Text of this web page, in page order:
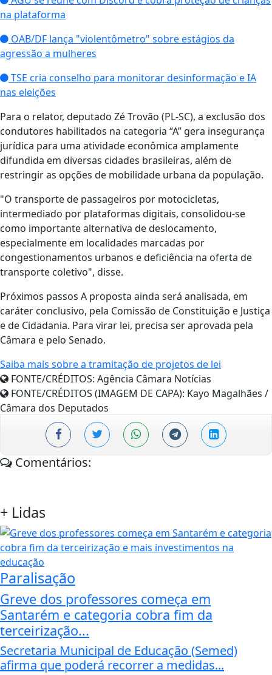
na plataforma
OAB/DF lança "violentômetro" sobre estágios da
agressão a mulheres
TSE cria conselho para monitorar desinformação e IA
nas eleições
Para o relator, deputado Zé Trovão (PL-SC), a exclusão dos
condutores habilitados na categoria “A” gera insegurança
jurídica para uma atividade econômica amplamente
difundida em diversas cidades brasileiras, além de
restringir as opções de mobilidade urbana da população.
"O transporte de passageiros por motocicletas,
intermediado por plataformas digitais, consolidou-se
como importante alternativa de deslocamento,
especialmente em localidades marcadas por
congestionamentos urbanos e deficiência na oferta de
transporte coletivo", disse.
Próximos passos A proposta ainda será analisada, em
caráter conclusivo, pela Comissão de Constituição e Justiça
e de Cidadania. Para virar lei, precisa ser aprovada pela
Câmara e pelo Senado.
Saiba mais sobre a tramitação de projetos de lei
FONTE/CRÉDITOS: Agência Câmara Notícias
FONTE/CRÉDITOS (IMAGEM DE CAPA): Kayo Magalhães /
Câmara dos Deputados
Comentários:
+ Lidas
Paralisação
Greve dos professores começa em
Santarém e categoria cobra fim da
terceirização...
Secretaria Municipal de Educação (Semed)
afirma que poderá recorrer a medidas...